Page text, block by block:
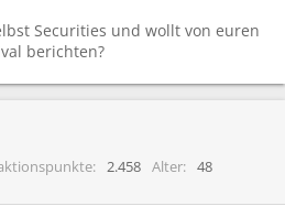
Securities und wollt von euren
berichten?
2.458 Alter
48